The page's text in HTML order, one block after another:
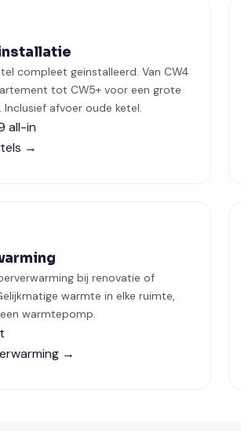
compleet geinstalleerd. Van CW4
tot CW5+ voor een grote
Inclusief afvoer oude ketel.
all-in
→
bij renovatie of
warmte in elke ruimte,
warmtepomp.
→